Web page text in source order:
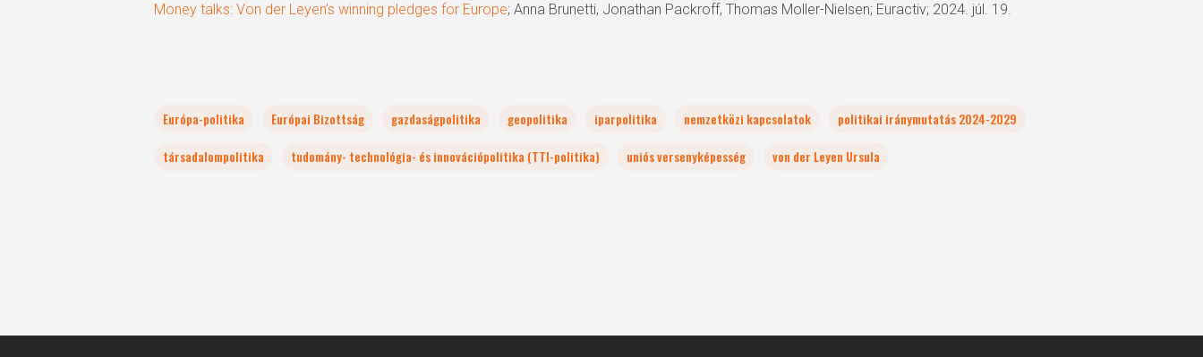
Money talks: Von der Leyen’s winning pledges for Europe; Anna Brunetti, Jonathan Packroff, Thomas Moller-Nielsen; Euractiv; 2024. júl. 19.
Európa-politika Európai Bizottság gazdaságpolitika geopolitika iparpolitika nemzetközi kapcsolatok
politikai iránymutatás 2024-2029
társadalompolitika
tudomány- technológia- és innovációpolitika (TTI-politika) uniós versenyképesség von der Leyen Ursula